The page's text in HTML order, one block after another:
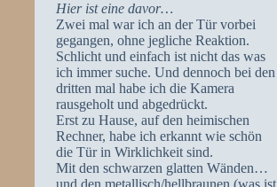
Hier ist eine davor…
Zwei mal war ich an der Tür vorbei
gegangen, ohne jegliche Reaktion.
Schlicht und einfach ist nicht das was
ich immer suche. Und dennoch bei den
dritten mal habe ich die Kamera
rausgeholt und abgedrückt.
Erst zu Hause, auf den heimischen
Rechner, habe ich erkannt wie schön
die Tür in Wirklichkeit sind.
Mit den schwarzen glatten Wänden…
und den metallisch/hellbraunen (was ist